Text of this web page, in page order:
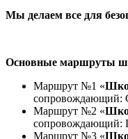
Мы делаем все для
Основные маршруты
Маршрут №1 «
сопровождающий:
Маршрут №2 «
сопровождающий:
Маршрут №3 «